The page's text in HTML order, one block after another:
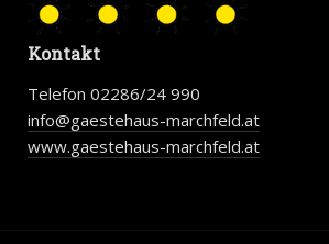
Kontakt
Telefon 02286/24 990
info@gaestehaus-marchfeld.at
www.gaestehaus-marchfeld.at